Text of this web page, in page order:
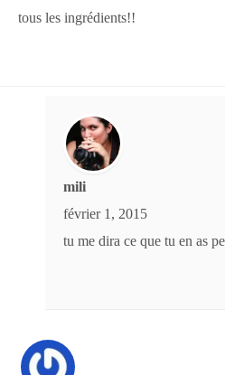
tous les ingrédients!!
mili
février 1, 2015
tu me dira ce que tu en as